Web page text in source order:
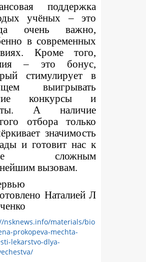
поддержка
учёных – это
очень важно,
в современных
Кроме того,
– это бонус,
стимулирует в
выигрывать
конкурсы и
А наличие
отбора только
значимость
и готовит нас к
сложным
вызовам.
Наталией Л
nsknews.info/materials/bio
prokopeva-mechta-
lekarstvo-dlya-